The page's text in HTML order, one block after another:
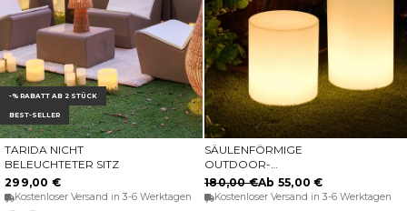
-% RABATT AB 2 STÜCK
BEST-SELLER
OPTIONEN WÄHLEN
TARIDA NICHT
BELEUCHTETER SITZ
299,00 €
Kostenloser Versand in 3-6 Werktagen
OPTIONEN WÄHLEN
SÄULENFÖRMIGE
OUTDOOR-
STANDLEUCHTE TUBY
180,00 €Ab 55,00 €
Kostenloser Versand in 3-6 Werktagen